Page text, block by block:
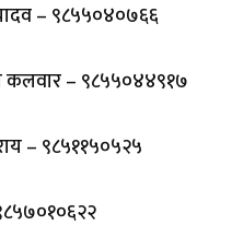
– ९८५५०४०७६६
कलवार – ९८५५०४४९१७
– ९८५११५०५२५